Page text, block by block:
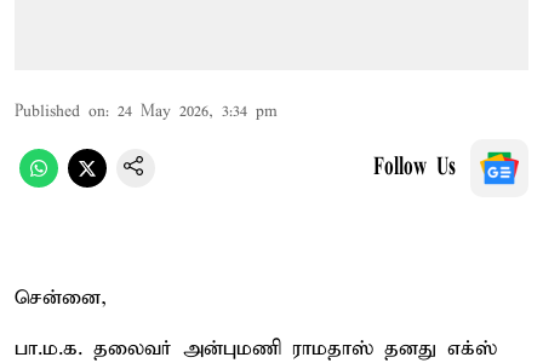
Published on: 24 May 2026, 3:34 pm
Follow Us
சென்னை,
பா.ம.க. தலைவர் அன்புமணி ராமதாஸ் தனது எக்ஸ்